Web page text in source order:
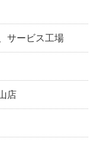
サービス工場
店